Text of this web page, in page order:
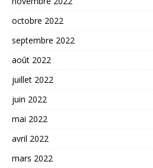
octobre 2022
septembre 2022
août 2022
juillet 2022
juin 2022
mai 2022
avril 2022
mars 2022